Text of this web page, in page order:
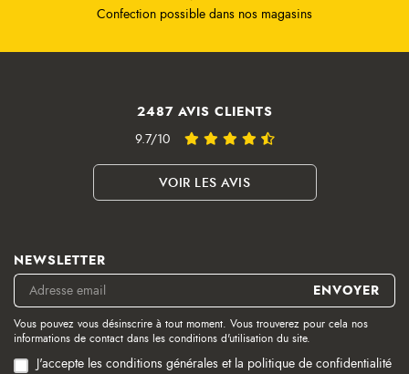
Confection possible dans nos magasins
2487 AVIS CLIENTS
9.7/10
VOIR LES AVIS
NEWSLETTER
Vous pouvez vous désinscrire à tout moment. Vous trouverez pour cela nos
informations de contact dans les conditions d'utilisation du site.
J'accepte les conditions générales et la politique de confidentialité